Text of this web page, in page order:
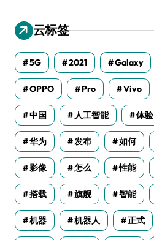
云标签
5G 2021 Galaxy
OPPO Pro Vivo
中国 人工智能 体验
华为 发布 如何
影像 怎么 性能
搭载 旗舰 智能
机器 机器人 正式